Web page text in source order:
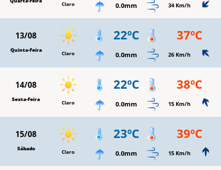
Claro 0.0mm 34 Km/h
13/08
Quinta-Feira Claro
22ºC 37ºC
0.0mm 26 Km/h
14/08
Sexta-Feira Claro
22ºC 38ºC
0.0mm 15 Km/h
15/08
Sábado Claro
23ºC 39ºC
0.0mm 15 Km/h